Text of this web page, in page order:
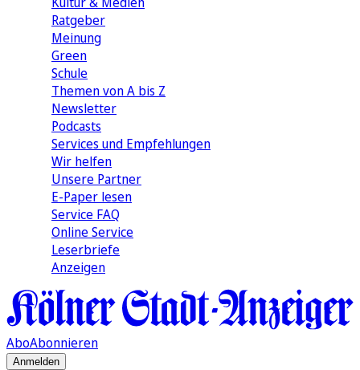
Ratgeber
Meinung
Green
Schule
Themen von A bis Z
Newsletter
Podcasts
Services und Empfehlungen
Wir helfen
Unsere Partner
E-Paper lesen
Service FAQ
Online Service
Leserbriefe
Anzeigen
AboAbonnieren
Anmelden